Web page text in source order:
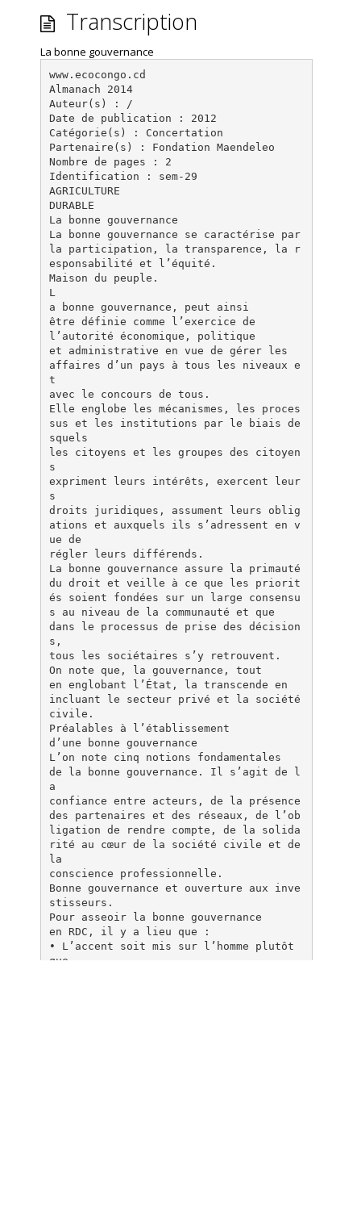
Transcription
La bonne gouvernance
www.ecocongo.cd
Almanach 2014
Auteur(s) : /
Date de publication : 2012
Catégorie(s) : Concertation
Partenaire(s) : Fondation Maendeleo
Nombre de pages : 2
Identification : sem-29
AGRICULTURE
DURABLE
La bonne ­gouvernance
La bonne gouvernance se caractérise par
la participation, la transparence, la r
esponsabilité et l’équité.
Maison du peuple.
L
a bonne gouvernance, peut ainsi
être définie comme l’exercice de
l’autorité économique, politique
et administrative en vue de gérer les
affaires d’un pays à tous les niveaux e
t
avec le concours de tous.
Elle englobe les mécanismes, les proces
sus et les institutions par le biais de
squels
les citoyens et les groupes des citoyen
s
expriment leurs intérêts, exercent leur
s
droits juridiques, assument leurs oblig
ations et auxquels ils s’adressent en v
ue de
régler leurs différends.
La bonne gouvernance assure la primauté
du droit et veille à ce que les priorit
és soient fondées sur un large consensu
s au niveau de la communauté et que
dans le processus de prise des décision
s,
tous les sociétaires s’y retrouvent.
On note que, la gouvernance, tout
en englobant l’État, la transcende en
incluant le secteur privé et la société
civile.
Préalables à l’établissement
d’une bonne gouvernance
L’on note cinq notions fondamentales
de la bonne gouvernance. Il s’agit de l
a
confiance entre acteurs, de la présence
des partenaires et des réseaux, de l’ob
ligation de rendre compte, de la solida
rité au cœur de la société civile et de
la
conscience professionnelle.
Bonne gouvernance et ouverture aux inve
stisseurs.
Pour asseoir la bonne gouvernance
en RDC, il y a lieu que :
• L’accent soit mis sur l’homme plutôt
que